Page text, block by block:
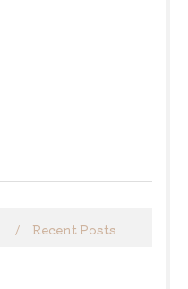
Recent Posts